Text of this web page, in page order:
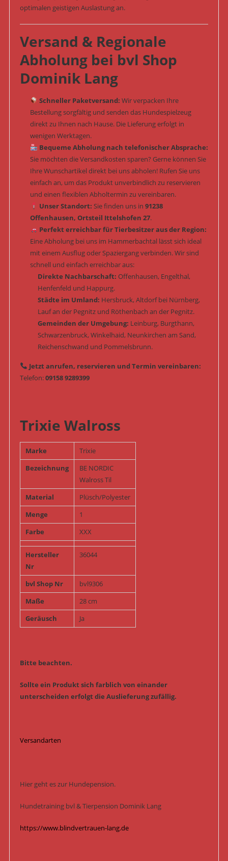
optimalen geistigen Auslastung an.
Versand & Regionale
Abholung bei bvl Shop
Dominik Lang
Schneller Paketversand: Wir verpacken Ihre
Bestellung sorgfältig und senden das Hundespielzeug
direkt zu Ihnen nach Hause. Die Lieferung erfolgt in
wenigen Werktagen.
Bequeme Abholung nach telefonischer Absprache:
Sie möchten die Versandkosten sparen? Gerne können Sie
Ihre Wunschartikel direkt bei uns abholen! Rufen Sie uns
einfach an, um das Produkt unverbindlich zu reservieren
und einen flexiblen Abholtermin zu vereinbaren.
Unser Standort: Sie finden uns in 91238
Offenhausen, Ortsteil Ittelshofen 27.
Perfekt erreichbar für Tierbesitzer aus der Region:
Eine Abholung bei uns im Hammerbachtal lässt sich ideal
mit einem Ausflug oder Spaziergang verbinden. Wir sind
schnell und einfach erreichbar aus:
Direkte Nachbarschaft: Offenhausen, Engelthal,
Henfenfeld und Happurg.
Städte im Umland: Hersbruck, Altdorf bei Nürnberg,
Lauf an der Pegnitz und Röthenbach an der Pegnitz.
Gemeinden der Umgebung: Leinburg, Burgthann,
Schwarzenbruck, Winkelhaid, Neunkirchen am Sand,
Reichenschwand und Pommelsbrunn.
Jetzt anrufen, reservieren und Termin vereinbaren:
Telefon:09158 9289399
Trixie Walross
Marke
Trixie
Bezeichnung
BE NORDIC
Walross Til
Material
Plüsch/Polyester
Menge
1
Farbe
XXX
Hersteller
Nr
36044
bvl Shop Nr
bvl9306
Maße
28 cm
Geräusch
Ja
Bitte beachten.
Sollte ein Produkt sich farblich von einander
unterscheiden erfolgt die Auslieferung zufällig.
Versandarten
Hier geht es zur Hundepension.
Hundetraining bvl & Tierpension Dominik Lang
https://www.blindvertrauen-lang.de